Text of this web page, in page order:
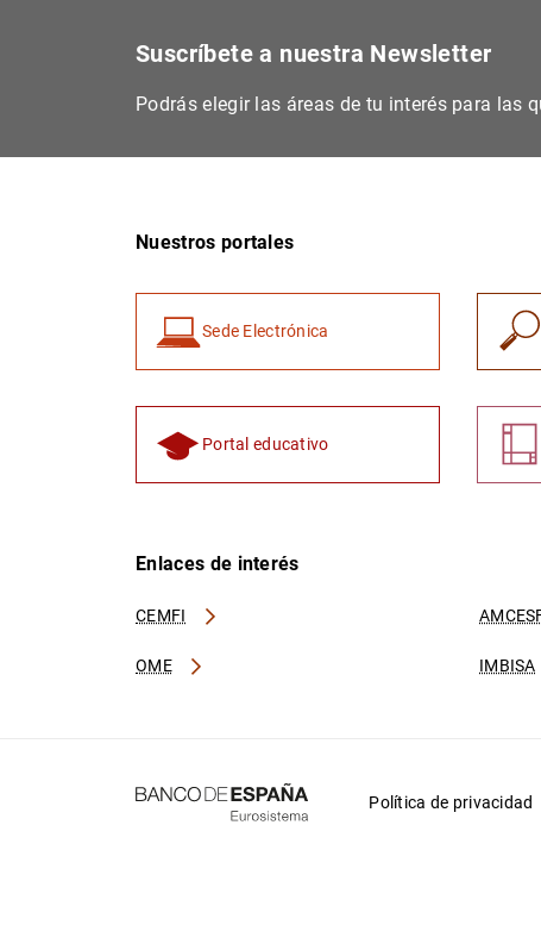
Suscríbete a nuestra Newsletter
Podrás elegir las áreas de tu interés para las
Nuestros portales
Sede Electrónica
Portal educativo
Enlaces de interés
CEMFI
OME IMBISA
Política de privacidad